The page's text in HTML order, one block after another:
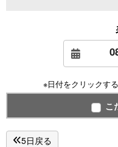
※日付をクリックす
こ
5日戻る